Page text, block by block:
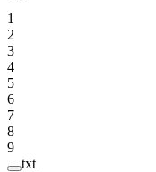
1
2
3
4
5
6
7
8
9
txt